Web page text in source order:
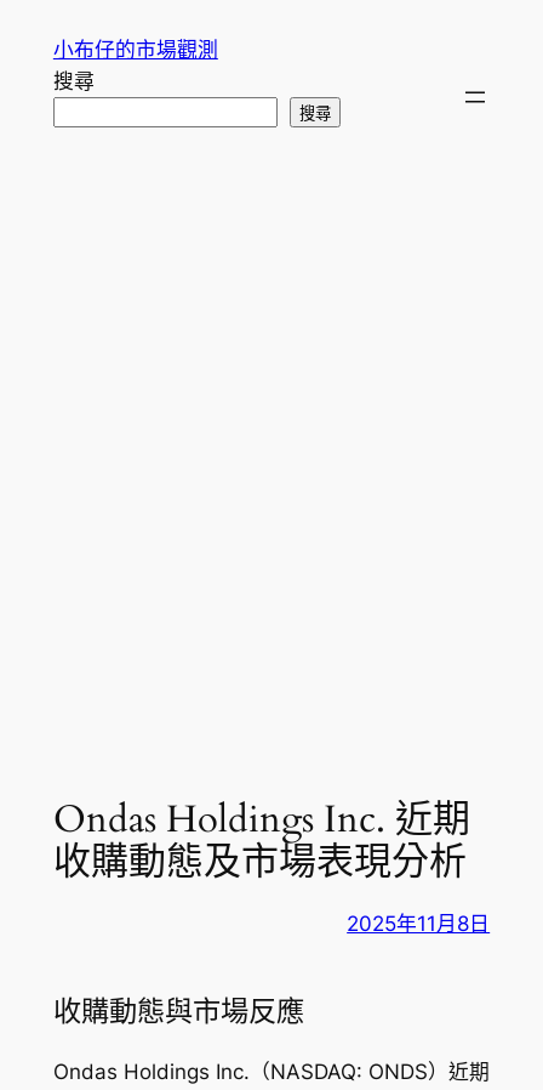
小布仔的市場觀測
搜尋
搜尋
Ondas Holdings Inc. 近期
收購動態及市場表現分析
2025年11月8日
收購動態與市場反應
Ondas Holdings Inc.（NASDAQ: ONDS）近期